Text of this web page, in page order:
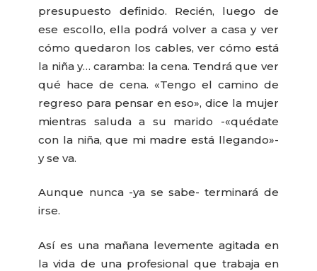
presupuesto definido. Recién, luego de
ese escollo, ella podrá volver a casa y ver
cómo quedaron los cables, ver cómo está
la niña y… caramba: la cena. Tendrá que ver
qué hace de cena. «Tengo el camino de
regreso para pensar en eso», dice la mujer
mientras saluda a su marido -«quédate
con la niña, que mi madre está llegando»-
y se va.
Aunque nunca -ya se sabe- terminará de
irse.
Así es una mañana levemente agitada en
la vida de una profesional que trabaja en